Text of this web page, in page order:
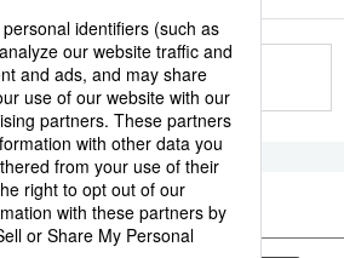
もっと見る
ド